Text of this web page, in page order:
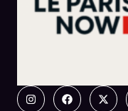
InstagramFacebook
X-
twitter